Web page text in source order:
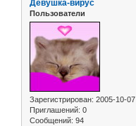
Девушка-вирус
Пользователи
Зарегистрирован: 2005-10-07
Приглашений: 0
Сообщений: 94